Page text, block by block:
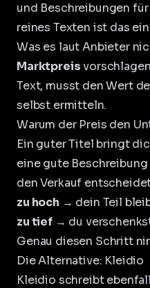
und Beschreibungen
reines Texten ist das
Was es laut Anbieter
Marktpreis
Text, musst den Wert
selbst ermitteln.
Warum der Preis den
Ein guter Titel bringt
eine gute
den Verkauf
zu hoch → dein Teil
zu tief→ du
Genau diesen Schritt
Die Alternative: Kleidio
Kleidio schreibt